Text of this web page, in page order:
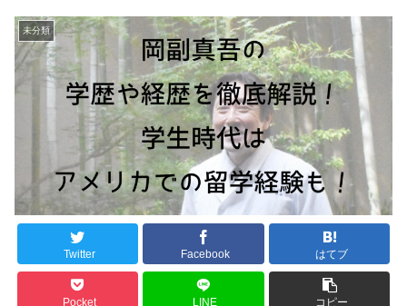
未分類
Twitter Facebook はてブ
Pocket LINE コピー